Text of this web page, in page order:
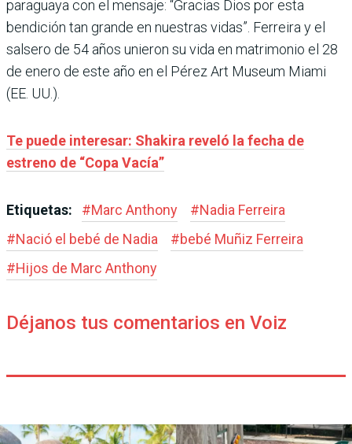
paraguaya con el mensaje: “Gracias Dios por esta
bendición tan grande en nuestras vidas”. Ferreira y el
salsero de 54 años unieron su vida en matrimonio el 28
de enero de este año en el Pérez Art Museum Miami
(EE. UU.).
Te puede interesar: Shakira reveló la fecha de
estreno de “Copa Vacía”
Etiquetas: #Marc Anthony #Nadia Ferreira
#Nació el bebé de Nadia #bebé Muñiz Ferreira
#Hijos de Marc Anthony
Déjanos tus comentarios en Voiz